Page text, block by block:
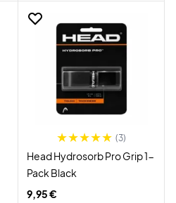
(3)
Head Hydrosorb Pro Grip 1-
Pack Black
9,95 €